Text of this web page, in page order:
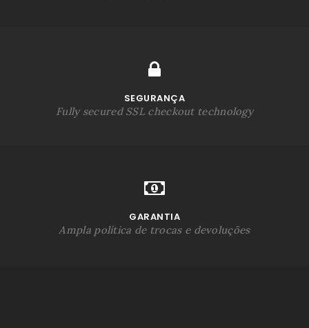
SEGURANÇA
Fully secured SSL checkout technology
GARANTIA
Ampla política de trocas e devoluções